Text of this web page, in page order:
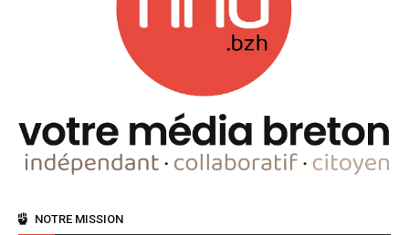
NOTRE MISSION